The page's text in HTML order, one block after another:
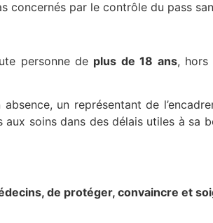
concernés par le contrôle du pass
personne de plus de 18 ans, hors
un représentant de
aux soins dans des délais utiles à sa
de protéger, convaincre et